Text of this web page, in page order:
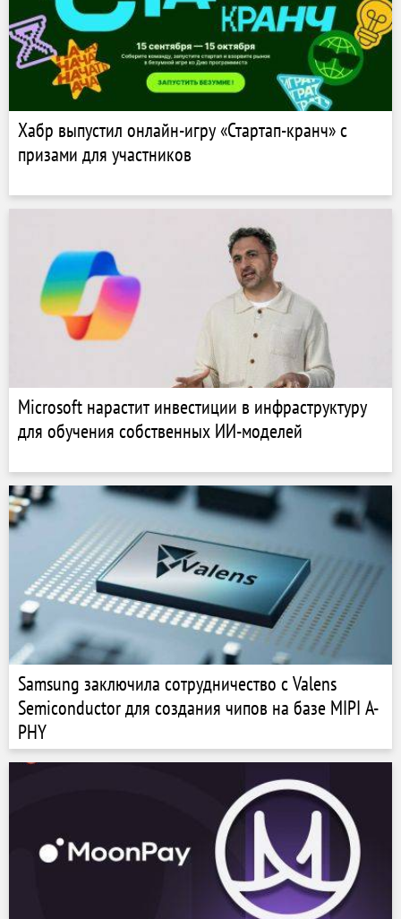
Хабр выпустил онлайн-игру «Стартап-кранч» с
призами для участников
Microsoft нарастит инвестиции в инфраструктуру
для обучения собственных ИИ-моделей
Samsung заключила сотрудничество с Valens
Semiconductor для создания чипов на базе MIPI A-
PHY